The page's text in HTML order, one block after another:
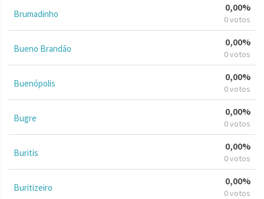
Brumadinho
0,00%
0 votos
Bueno Brandão
0,00%
0 votos
Buenópolis
0,00%
0 votos
Bugre
0,00%
0 votos
Buritis
0,00%
0 votos
Buritizeiro
0,00%
0 votos